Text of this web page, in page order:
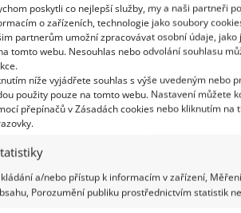
poskytli co nejlepší služby, my a naši partneři
o zařízeních, technologie jako soubory
partnerům umožní zpracovávat osobní údaje,
tomto webu. Nesouhlas nebo odvolání souhlasu
níže vyjádřete souhlas s výše uvedeným nebo
použity pouze na tomto webu. Nastavení můžete
přepínačů v Zásadách cookies nebo kliknutím na
a/nebo přístup k informacím v zařízení,
Porozumění publiku prostřednictvím statistik